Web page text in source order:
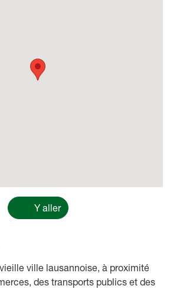
Y aller
ville lausannoise, à proximité
des transports publics et des